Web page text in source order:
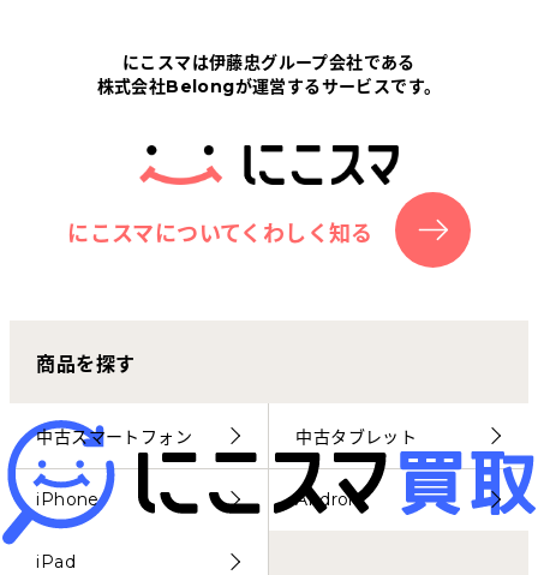
にこスマについて
サポートセンター
お客さまの声
にこスマ通信
マイページ
にこスマは伊藤忠グループ会社である
株式会社Belongが運営するサービスです。
にこスマについてくわしく知る
商品を探す
中古スマートフォン 中古タブレット
iPhone Android
iPad